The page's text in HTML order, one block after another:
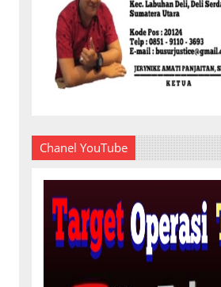
Chanel YouTube